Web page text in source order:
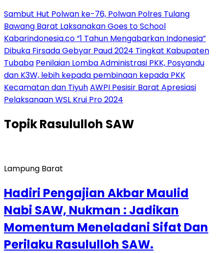
Sambut Hut Polwan ke-76, Polwan Polres Tulang
Bawang Barat Laksanakan Goes to School
Kabarindonesia.co “1 Tahun Mengabarkan Indonesia”
Dibuka Firsada Gebyar Paud 2024 Tingkat Kabupaten
Tubaba Penilaian Lomba Administrasi PKK, Posyandu
dan K3W, lebih kepada pembinaan kepada PKK
Kecamatan dan TiyuhAWPI Pesisir Barat Apresiasi
Pelaksanaan WSL Krui Pro 2024
TopikRasululloh SAW
Lampung Barat
Hadiri Pengajian Akbar Maulid
Nabi SAW, Nukman : Jadikan
Momentum Meneladani Sifat Dan
Perilaku Rasululloh SAW.